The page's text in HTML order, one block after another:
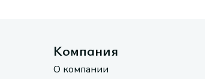
Компания
О компании